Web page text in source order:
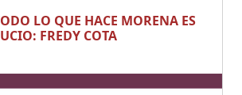
LO QUE HACE MORENA ES
FREDY COTA